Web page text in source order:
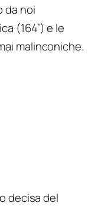
da noi
(164’) e le
malinconiche.
decisa del